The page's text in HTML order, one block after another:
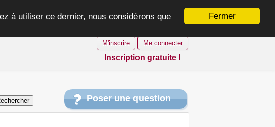
Fermer
à utiliser ce dernier, nous considérons que
M'inscrire Me connecter
Inscription gratuite !
Poser une question